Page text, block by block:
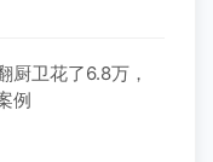
厨卫花了6.8万，
例